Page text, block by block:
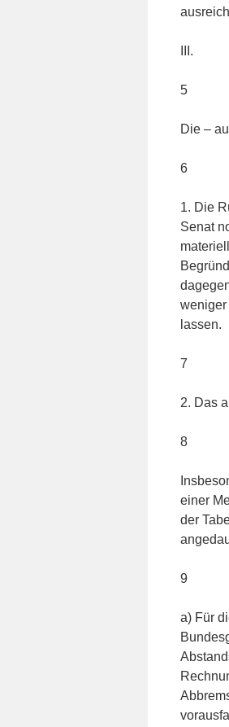
III.
5
Die –
6
1. Die
Senat
weniger
lassen.
7
2. Das
8
einer
der
9
a) Für